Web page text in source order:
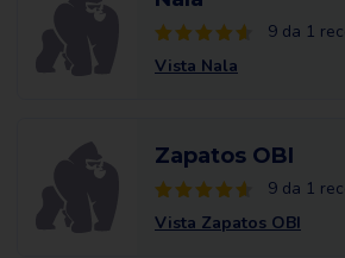
9 da 1
Vista Nala
Zapatos OBI
9 da 1
Vista Zapatos OBI